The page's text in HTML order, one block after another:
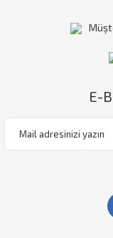
E-